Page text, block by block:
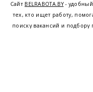
Сайт BELRABOTA.BY- удобный
тех, кто ищет работу,
поиску вакансий и